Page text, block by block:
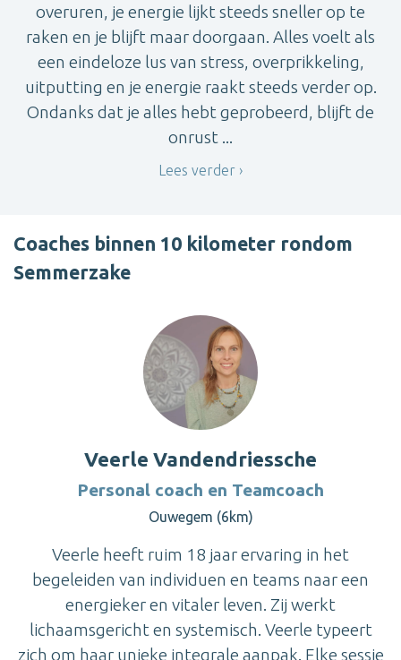
overuren, je energie lijkt steeds sneller op te
raken en je blijft maar doorgaan. Alles voelt als
een eindeloze lus van stress, overprikkeling,
uitputting en je energie raakt steeds verder op.
Ondanks dat je alles hebt geprobeerd, blijft de
onrust ...
Lees verder
Coaches binnen 10 kilometer rondom
Semmerzake
Veerle Vandendriessche
Personal coach en Teamcoach
Ouwegem (6km)
Veerle heeft ruim 18 jaar ervaring in het
begeleiden van individuen en teams naar een
energieker en vitaler leven. Zij werkt
lichaamsgericht en systemisch. Veerle typeert
zich om haar unieke integrale aanpak. Elke sessie